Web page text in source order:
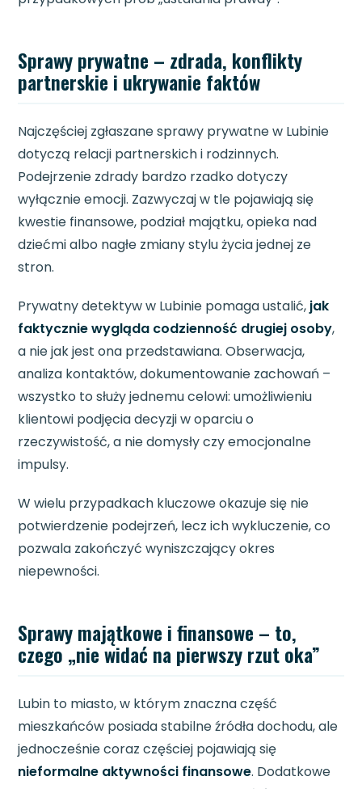
Sprawy prywatne – zdrada, konflikty
partnerskie i ukrywanie faktów
Najczęściej zgłaszane sprawy prywatne w Lubinie
dotyczą relacji partnerskich i rodzinnych.
Podejrzenie zdrady bardzo rzadko dotyczy
wyłącznie emocji. Zazwyczaj w tle pojawiają się
kwestie finansowe, podział majątku, opieka nad
dziećmi albo nagłe zmiany stylu życia jednej ze
stron.
Prywatny detektyw w Lubinie pomaga ustalić, jak
faktycznie wygląda codzienność drugiej osoby,
a nie jak jest ona przedstawiana. Obserwacja,
analiza kontaktów, dokumentowanie zachowań –
wszystko to służy jednemu celowi: umożliwieniu
klientowi podjęcia decyzji w oparciu o
rzeczywistość, a nie domysły czy emocjonalne
impulsy.
W wielu przypadkach kluczowe okazuje się nie
potwierdzenie podejrzeń, lecz ich wykluczenie, co
pozwala zakończyć wyniszczający okres
niepewności.
Sprawy majątkowe i finansowe – to,
czego „nie widać na pierwszy rzut oka”
Lubin to miasto, w którym znaczna część
mieszkańców posiada stabilne źródła dochodu, ale
jednocześnie coraz częściej pojawiają się
nieformalne aktywności finansowe. Dodatkowe